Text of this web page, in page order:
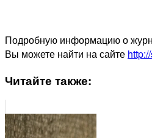
Подробную информацию о
Вы можете найти на сайте
Читайте также: